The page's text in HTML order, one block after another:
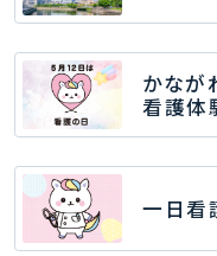
かなが
看護体
一日看